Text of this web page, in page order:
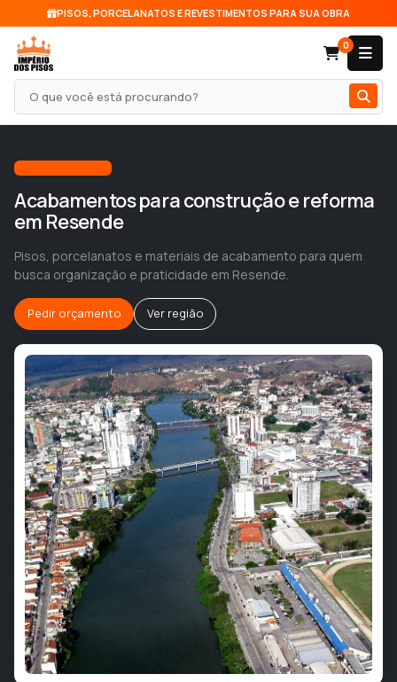
PISOS, PORCELANATOS E REVESTIMENTOS PARA SUA OBRA
Pesquisar produto
0
Acabamentos para construção e reforma
em Resende
Pisos, porcelanatos e materiais de acabamento para quem
busca organização e praticidade em Resende.
Pedir orçamento Ver região